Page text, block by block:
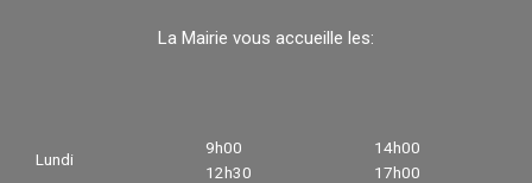
La Mairie vous accueille les:
Lundi
9h00
12h30
14h00
17h00